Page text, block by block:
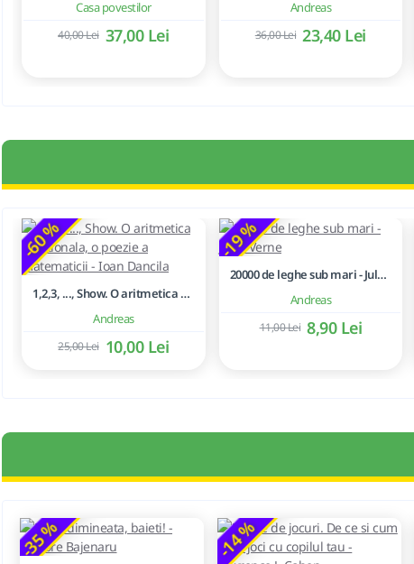
Casa povestilor
37,00 Lei
40,00 Lei
Andreas
23,40 Lei
36,00 Lei
-60 %
Andreas
1,2,3, ..., Show. O aritmetica emotionala, o poezie a matematicii - Ioan Dancila
10,00 Lei
25,00 Lei
-19 %
Andreas
20000 de leghe sub mari - Jules Verne
8,90 Lei
11,00 Lei
-35 % -14 %